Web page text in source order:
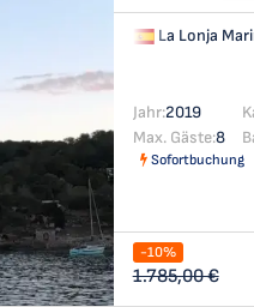
La Lonja
Jahr:2019
Max. Gäste:8
Sofortbuchung
-10%
1.785,00 €